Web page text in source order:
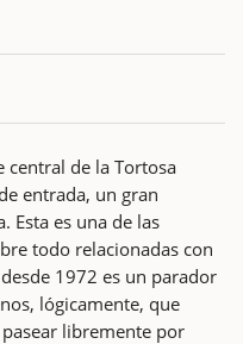
central de la Tortosa
entrada, un gran
Esta es una de las
todo relacionadas con
1972 es un parador
lógicamente, que
libremente por